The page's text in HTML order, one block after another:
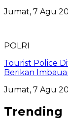
Jumat, 7 Agu
POLRI
Tourist Police
Berikan
Jumat, 7 Agu
Trending